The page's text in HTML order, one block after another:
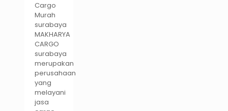
Cargo
Murah
surabaya
MAKHARYA
CARGO
surabaya
merupakan
perusahaan
yang
melayani
jasa